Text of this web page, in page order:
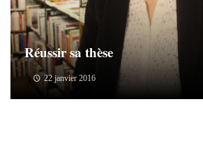
Réussir sa thèse
22 janvier 2016